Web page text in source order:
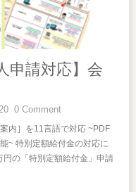
申請対応】会
0 Comment
内］を11言語で対応 ~PDF
~ 特別定額給付金の対応に
円の「特別定額給付金」申請